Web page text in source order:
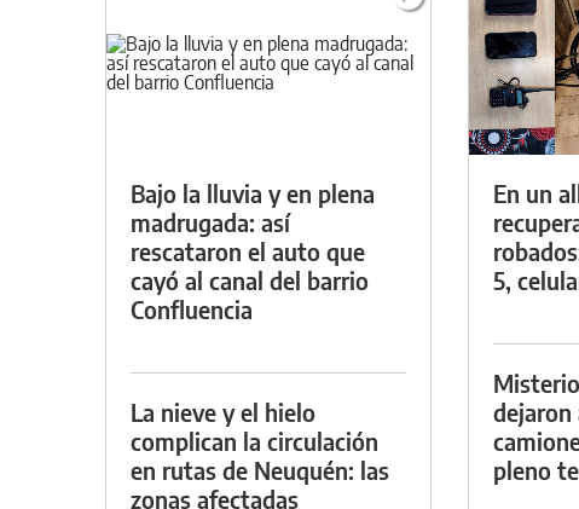
Bajo la lluvia y en plena
madrugada: así
rescataron el auto que
cayó al canal del barrio
Confluencia
La nieve y el hielo
complican la circulación
en rutas de Neuquén: las
zonas afectadas
En un
5,
dejaron
pleno